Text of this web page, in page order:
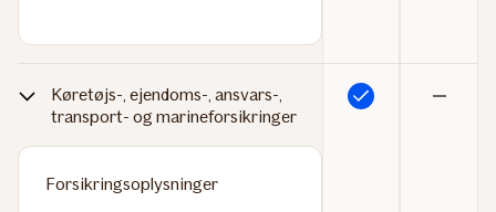
Køretøjs-, ejendoms-, ansvars-,
transport- og marineforsikringer
Forsikringsoplysninger
Inkluderet